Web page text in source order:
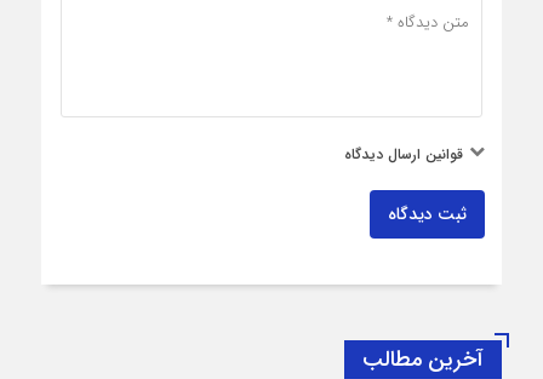
قوانین ارسال دیدگاه
ثبت دیدگاه
آخرین مطالب